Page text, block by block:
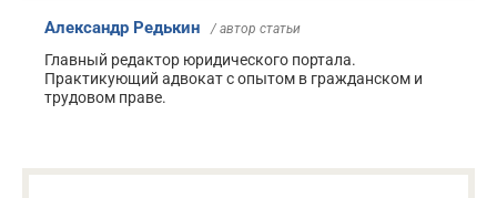
Александр Редькин / автор статьи
Главный редактор юридического портала.
Практикующий адвокат с опытом в гражданском и
трудовом праве.